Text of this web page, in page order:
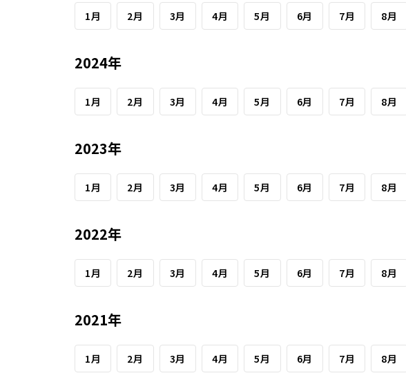
1月 2月 3月 4月 5月 6月 7月 8月
2024年
1月 2月 3月 4月 5月 6月 7月 8月
2023年
1月 2月 3月 4月 5月 6月 7月 8月
2022年
1月 2月 3月 4月 5月 6月 7月 8月
2021年
1月 2月 3月 4月 5月 6月 7月 8月